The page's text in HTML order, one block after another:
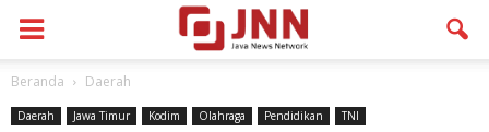
Beranda Daerah
Daerah Jawa Timur Kodim Olahraga Pendidikan TNI